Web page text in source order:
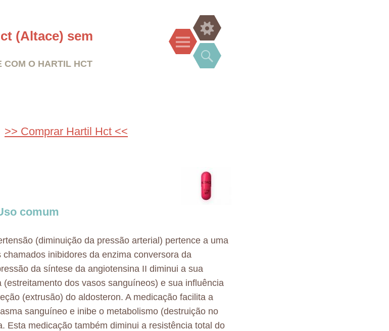
(Altace) sem
COM O HARTIL HCT
Menu
Widgets
Search
>> Comprar Hartil Hct <<
comum
(diminuição da pressão arterial) pertence a uma
inibidores da enzima conversora da
da síntese da angiotensina II diminui a sua
(estreitamento dos vasos sanguíneos) e sua influência
(extrusão) do aldosteron. A medicação facilita a
sanguíneo e inibe o metabolismo (destruição no
Esta medicação também diminui a resistência total do